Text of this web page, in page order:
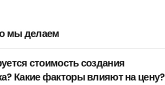
мы делаем
стоимость создания
Какие факторы влияют на цену?